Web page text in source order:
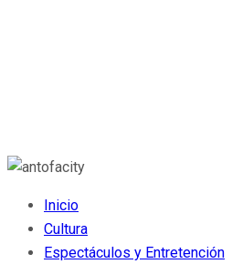
Inicio
Cultura
Espectáculos y Entretención